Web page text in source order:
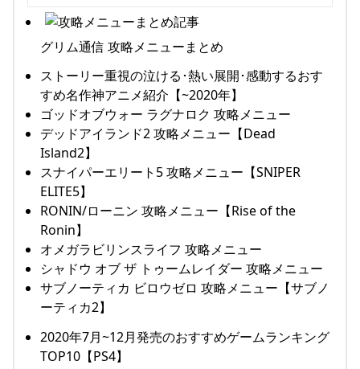
グリム通信 攻略メニューまとめ
ストーリー重視の泣ける･熱い展開･感動するおす
すめ名作神アニメ紹介【~2020年】
ゴッドオブウォー ラグナロク 攻略メニュー
デッドアイランド2 攻略メニュー【Dead
Island2】
スナイパーエリート5 攻略メニュー【SNIPER
ELITE5】
RONIN/ローニン 攻略メニュー【Rise of the
Ronin】
オメガラビリンスライフ 攻略メニュー
シャドウ オブ ザ トゥームレイダー 攻略メニュー
サブノーティカ ビロウゼロ 攻略メニュー【サブノ
ーティカ2】
2020年7月~12月発売のおすすめゲームランキング
TOP10【PS4】